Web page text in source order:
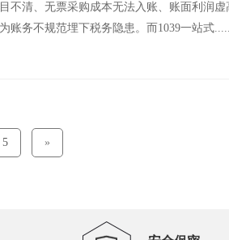
不清、无票采购成本无法入账、账面利润虚
账务不规范埋下税务隐患。而1039一站式
5 »